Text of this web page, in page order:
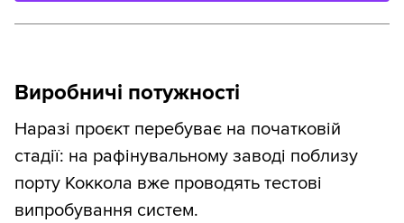
Виробничі потужності
Наразі проєкт перебуває на початковій
стадії: на рафінувальному заводі поблизу
порту Коккола вже проводять тестові
випробування систем.